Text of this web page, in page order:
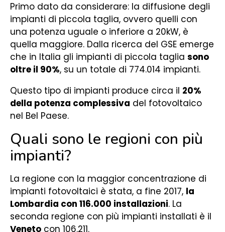
Primo dato da considerare: la diffusione degli
impianti di piccola taglia, ovvero quelli con
una potenza uguale o inferiore a 20kW, è
quella maggiore. Dalla ricerca del GSE emerge
che in Italia gli impianti di piccola taglia sono
oltre il 90%, su un totale di 774.014 impianti.
Questo tipo di impianti produce circa il 20%
della potenza complessiva del fotovoltaico
nel Bel Paese.
Quali sono le regioni con più
impianti?
La regione con la maggior concentrazione di
impianti fotovoltaici è stata, a fine 2017, la
Lombardia con 116.000 installazioni. La
seconda regione con più impianti installati è il
Veneto con 106.211.